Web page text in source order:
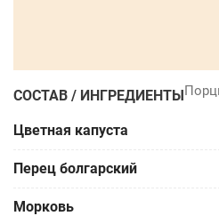
СОСТАВ / ИНГРЕДИЕНТЫ
Цветная капуста
Перец болгарский
Морковь